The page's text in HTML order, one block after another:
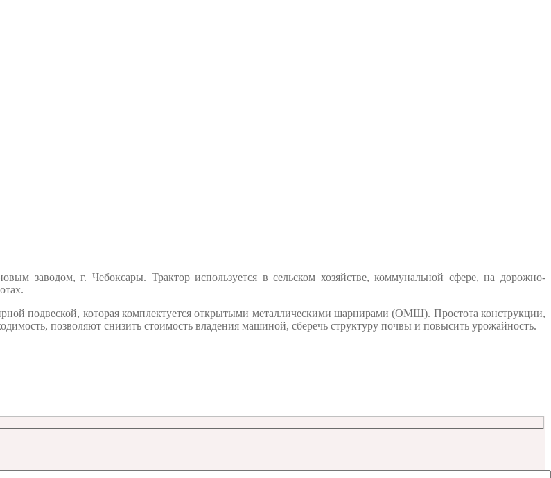
заводом, г. Чебоксары. Трактор используется в сельском хозяйстве, коммунальной сфере, на дорожно-
подвеской, которая комплектуется открытыми металлическими шарнирами (ОМШ). Простота конструкции,
позволяют снизить стоимость владения машиной, сберечь структуру почвы и повысить урожайность.